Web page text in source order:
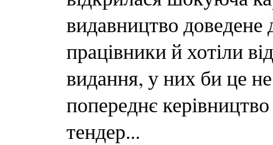
видавництво
працівники й хотіли
видання, у них би це
попереднє
тендер...